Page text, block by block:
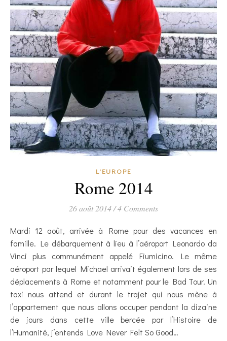
L'EUROPE
Rome 2014
26 août 2014/4 Comments
Mardi 12 août, arrivée à Rome pour des vacances en
famille. Le débarquement à lieu à l’aéroport Leonardo da
Vinci plus communément appelé Fiumicino. Le même
aéroport par lequel Michael arrivait également lors de ses
déplacements à Rome et notamment pour le Bad Tour. Un
taxi nous attend et durant le trajet qui nous mène à
l’appartement que nous allons occuper pendant la dizaine
de jours dans cette ville bercée par l’Histoire de
l’Humanité, j’entends Love Never Felt So Good…